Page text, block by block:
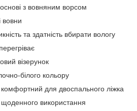
з вовняним ворсом
вовни
та здатність вбирати вологу
візерунок
білого кольору
для двоспального ліжка
використання